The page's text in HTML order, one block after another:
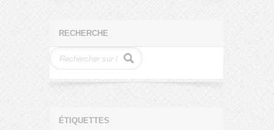
RECHERCHE
ÉTIQUETTES